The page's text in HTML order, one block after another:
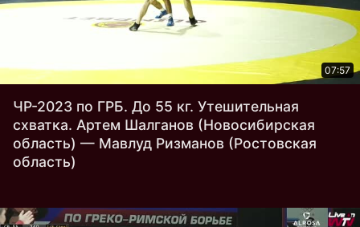
07:57
ЧР-2023 по ГРБ. До 55 кг. Утешительная
схватка. Артем Шалганов (Новосибирская
область) — Мавлуд Ризманов (Ростовская
область)